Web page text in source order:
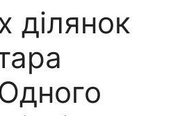
ділянок